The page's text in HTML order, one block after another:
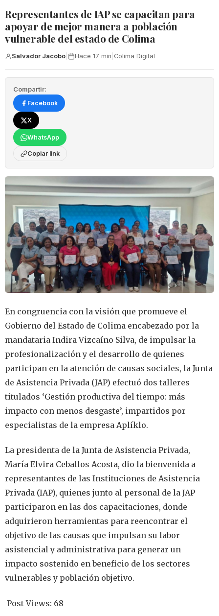
Representantes de IAP se capacitan para
apoyar de mejor manera a población
vulnerable del estado de Colima
Salvador Jacobo Hace 17 min Colima Digital
Compartir:
Facebook
X
WhatsApp
Copiar link
En congruencia con la visión que promueve el
Gobierno del Estado de Colima encabezado por la
mandataria Indira Vizcaíno Silva, de impulsar la
profesionalización y el desarrollo de quienes
participan en la atención de causas sociales, la Junta
de Asistencia Privada (JAP) efectuó dos talleres
titulados ‘Gestión productiva del tiempo: más
impacto con menos desgaste’, impartidos por
especialistas de la empresa Aplíklo.
La presidenta de la Junta de Asistencia Privada,
María Elvira Ceballos Acosta, dio la bienvenida a
representantes de las Instituciones de Asistencia
Privada (IAP), quienes junto al personal de la JAP
participaron en las dos capacitaciones, donde
adquirieron herramientas para reencontrar el
objetivo de las causas que impulsan su labor
asistencial y administrativa para generar un
impacto sostenido en beneficio de los sectores
vulnerables y población objetivo.
Post Views: 68